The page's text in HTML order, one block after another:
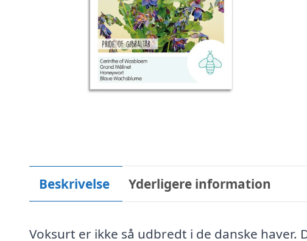
Beskrivelse Yderligere information
Voksurt er ikke så udbredt i de danske